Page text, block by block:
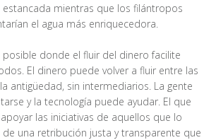
estancada mientras que los filántropos
el agua más enriquecedora.
posible donde el fluir del dinero facilite
El dinero puede volver a fluir entre las
antigüedad, sin intermediarios. La gente
y la tecnología puede ayudar. El que
las iniciativas de aquellos que lo
una retribución justa y transparente que